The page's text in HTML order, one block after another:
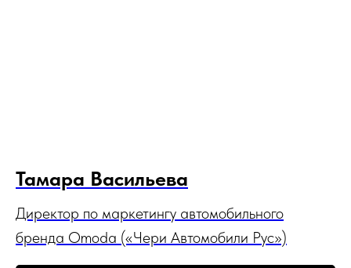
Тамара Васильева
Директор по маркетингу автомобильного
бренда Omoda («Чери Автомобили Рус»)